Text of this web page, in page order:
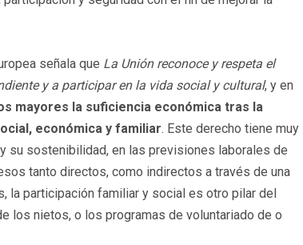
señala que La Unión reconoce y respeta el
y a participar en la vida social y cultural, y en
mayores la suficiencia económica tras la
económica y familiar. Este derecho tiene muy
su sostenibilidad, en las previsiones laborales de
tanto directos, como indirectos a través de una
la participación familiar y social es otro pilar del
los nietos, o los programas de voluntariado de o